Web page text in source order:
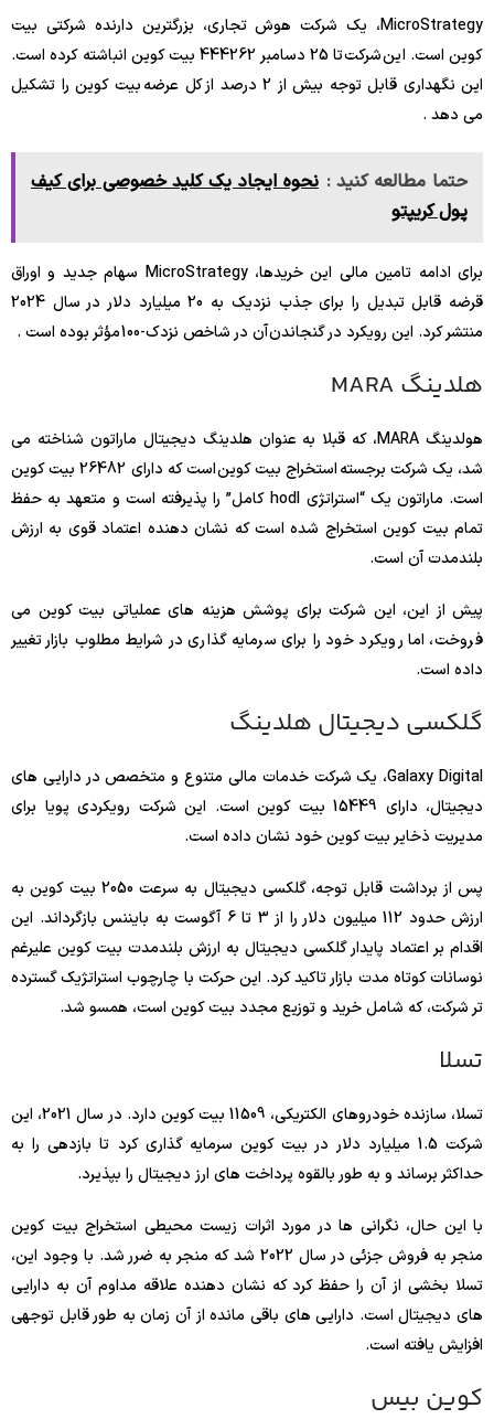
MicroStrategy، یک شرکت هوش تجاری، بزرگترین دارنده شرکتی بیت
کوین است. این شرکت تا 25 دسامبر 444262 بیت کوین انباشته کرده است.
این نگهداری قابل توجه بیش از 2 درصد از کل عرضه بیت کوین را تشکیل
می دهد .
حتما مطالعه کنید : نحوه ایجاد یک کلید خصوصی برای کیف
پول کریپتو
برای ادامه تامین مالی این خریدها، MicroStrategy سهام جدید و اوراق
قرضه قابل تبدیل را برای جذب نزدیک به 20 میلیارد دلار در سال 2024
منتشر کرد. این رویکرد در گنجاندن آن در شاخص نزدک-100 مؤثر بوده است .
هلدینگ MARA
هولدینگ MARA، که قبلا به عنوان هلدینگ دیجیتال ماراتون شناخته می
شد، یک شرکت برجسته استخراج بیت کوین است که دارای 26482 بیت کوین
است. ماراتون یک “استراتژی hodl کامل” را پذیرفته است و متعهد به حفظ
تمام بیت کوین استخراج شده است که نشان دهنده اعتماد قوی به ارزش
بلندمدت آن است.
پیش از این، این شرکت برای پوشش هزینه های عملیاتی بیت کوین می
فروخت، اما رویکرد خود را برای سرمایه گذاری در شرایط مطلوب بازار تغییر
داده است.
گلکسی دیجیتال هلدینگ
Galaxy Digital، یک شرکت خدمات مالی متنوع و متخصص در دارایی های
دیجیتال، دارای 15449 بیت کوین است. این شرکت رویکردی پویا برای
مدیریت ذخایر بیت کوین خود نشان داده است.
پس از برداشت قابل توجه، گلکسی دیجیتال به سرعت 2050 بیت کوین به
ارزش حدود 112 میلیون دلار را از 3 تا 6 آگوست به بایننس بازگرداند. این
اقدام بر اعتماد پایدار گلکسی دیجیتال به ارزش بلندمدت بیت کوین علیرغم
نوسانات کوتاه مدت بازار تاکید کرد. این حرکت با چارچوب استراتژیک گسترده
تر شرکت، که شامل خرید و توزیع مجدد بیت کوین است، همسو شد.
تسلا
تسلا، سازنده خودروهای الکتریکی، 11509 بیت کوین دارد. در سال 2021، این
شرکت 1.5 میلیارد دلار در بیت کوین سرمایه گذاری کرد تا بازدهی را به
حداکثر برساند و به طور بالقوه پرداخت های ارز دیجیتال را بپذیرد.
با این حال، نگرانی ها در مورد اثرات زیست محیطی استخراج بیت کوین
منجر به فروش جزئی در سال 2022 شد که منجر به ضرر شد. با وجود این،
تسلا بخشی از آن را حفظ کرد که نشان دهنده علاقه مداوم آن به دارایی
های دیجیتال است. دارایی های باقی مانده از آن زمان به طور قابل توجهی
افزایش یافته است.
کوین بیس